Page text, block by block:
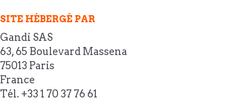
SITE HÉBERGÉ PAR
Gandi SAS
63, 65 Boulevard Massena
75013 Paris
France
Tél. +33 1 70 37 76 61